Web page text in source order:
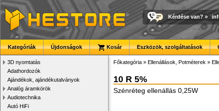
Kérdése van? »
Kategóriák Újdonságok Kosár Eszközök, szolgáltatások
3D nyomtatás
Adathordozók
Ajándékok, ajándékutalványok
Analóg áramkörök
Audiotechnika
Autó HiFi
Főkategória » Ellenállások, Potméterek »
10 R 5%
Szénréteg ellenállás 0,25W